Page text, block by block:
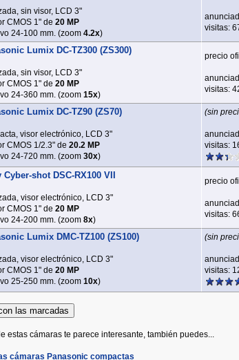
sin visor, LCD 3"
CMOS 1" de 20 MP
24-100 mm. (zoom 4.2x)
visitas:
Lumix DC-TZ300 (ZS300)
sin visor, LCD 3"
CMOS 1" de 20 MP
24-360 mm. (zoom 15x)
precio
visitas:
Lumix DC-TZ90 (ZS70)
visor electrónico, LCD 3"
CMOS 1/2.3" de 20.2 MP
24-720 mm. (zoom 30x)
(sin
visitas:
Cyber-shot DSC-RX100 VII
visor electrónico, LCD 3"
CMOS 1" de 20 MP
24-200 mm. (zoom 8x)
precio
visitas:
Lumix DMC-TZ100 (ZS100)
visor electrónico, LCD 3"
CMOS 1" de 20 MP
25-250 mm. (zoom 10x)
(sin
visitas:
estas cámaras te parece interesante, también puedes...
cámaras Panasonic compactas